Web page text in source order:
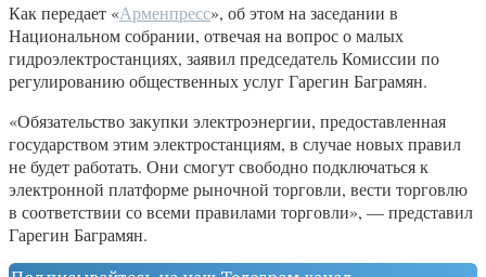
Как передает «Арменпресс», об этом на заседании в
Национальном собрании, отвечая на вопрос о малых
гидроэлектростанциях, заявил председатель Комиссии по
регулированию общественных услуг Гарегин Баграмян.
«Обязательство закупки электроэнергии, предоставленная
государством этим электростанциям, в случае новых правил
не будет работать. Они смогут свободно подключаться к
электронной платформе рыночной торговли, вести торговлю
в соответствии со всеми правилами торговли», — представил
Гарегин Баграмян.